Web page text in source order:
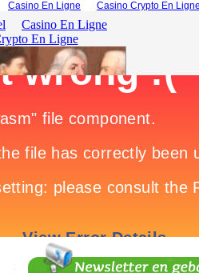
Casino En Ligne Casino Crypto En Ligne